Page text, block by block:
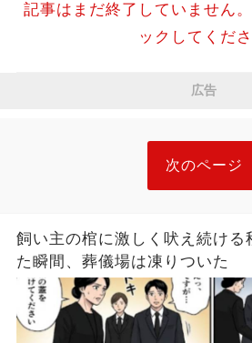
記事はまだ終了していません
ックしてくだ
広告
次のページ
飼い主の棺に激しく吠え続け
た瞬間、葬儀場は凍りついた